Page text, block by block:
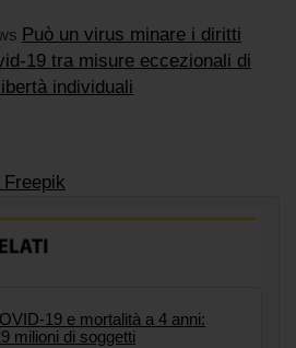
Può un virus minare i diritti
19 tra misure eccezionali di
individuali
Freepik
19 e mortalità a 4 anni:
milioni di soggetti